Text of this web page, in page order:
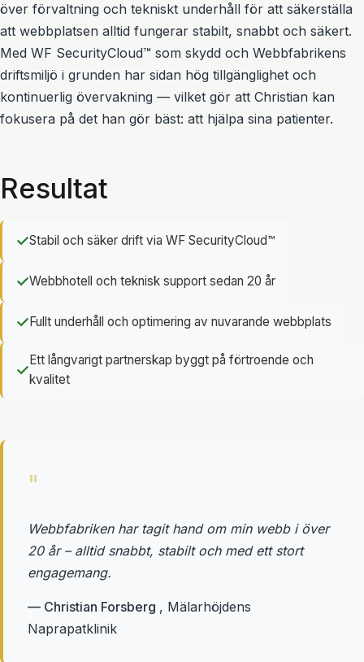
över förvaltning och tekniskt underhåll för att säkerställa
att webbplatsen alltid fungerar stabilt, snabbt och säkert.
Med WF SecurityCloud™ som skydd och Webbfabrikens
driftsmiljö i grunden har sidan hög tillgänglighet och
kontinuerlig övervakning — vilket gör att Christian kan
fokusera på det han gör bäst: att hjälpa sina patienter.
Resultat
✓Stabil och säker drift via WF SecurityCloud™
✓Webbhotell och teknisk support sedan 20 år
✓Fullt underhåll och optimering av nuvarande webbplats
✓
Ett långvarigt partnerskap byggt på förtroende och
kvalitet
"
Webbfabriken har tagit hand om min webb i över
20 år – alltid snabbt, stabilt och med ett stort
engagemang.
— Christian Forsberg , Mälarhöjdens
Naprapatklinik